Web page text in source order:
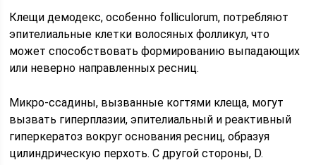
Клещи демодекс, особенно folliculorum, потребляют
эпителиальные клетки волосяных фолликул, что
может способствовать формированию выпадающих
или неверно направленных ресниц.
Микро-ссадины, вызванные когтями клеща, могут
вызвать гиперплазии, эпителиальный и реактивный
гиперкератоз вокруг основания ресниц, образуя
цилиндрическую перхоть. С другой стороны, D.